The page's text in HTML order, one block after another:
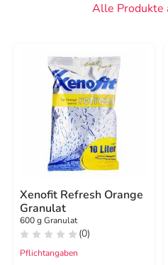
Alle Produkte
Xenofit Refresh Orange
Granulat
600 g Granulat
(0)
Pflichtangaben